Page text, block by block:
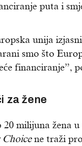
puta i
unija
smo što
financiranje”,
za žene
20 milijuna žena
ne traži